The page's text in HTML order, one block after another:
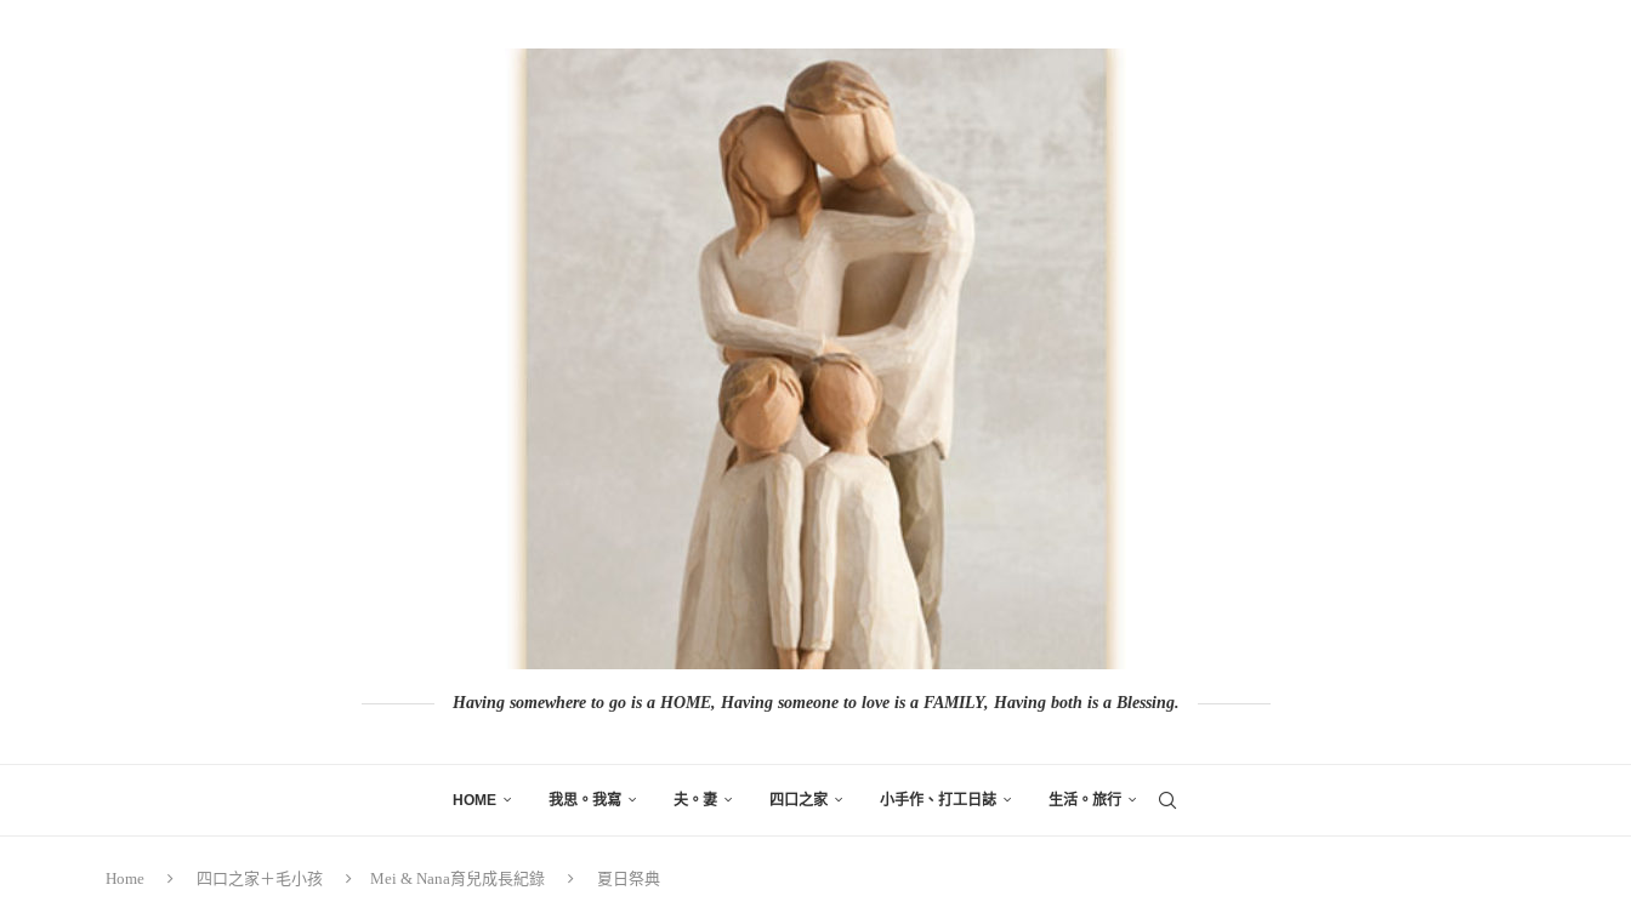
Having somewhere to go is a HOME, Having someone to love is a FAMILY, Having both is a Blessing.
HOME 我思。我寫 夫。妻 四口之家 小手作、打工日誌 生活。旅行
Home 四口之家＋毛小孩 Mei & Nana育兒成長紀錄 夏日祭典